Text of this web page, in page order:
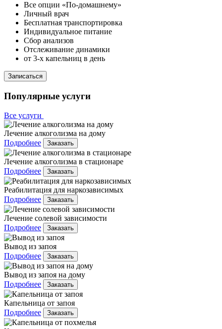
Все опции «По-домашнему»
Личный врач
Бесплатная транспортировка
Индивидуальное питание
Сбор анализов
Отслеживание динамики
от 3-х капельниц в день
Записаться
Популярные услуги
Все услуги
Лечение алкоголизма на дому
Подробнее
Заказать
Лечение алкоголизма в стационаре
Подробнее
Заказать
Реабилитация для наркозависимых
Подробнее
Заказать
Лечение солевой зависимости
Подробнее
Заказать
Вывод из запоя
Подробнее
Заказать
Вывод из запоя на дому
Подробнее
Заказать
Капельница от запоя
Подробнее
Заказать